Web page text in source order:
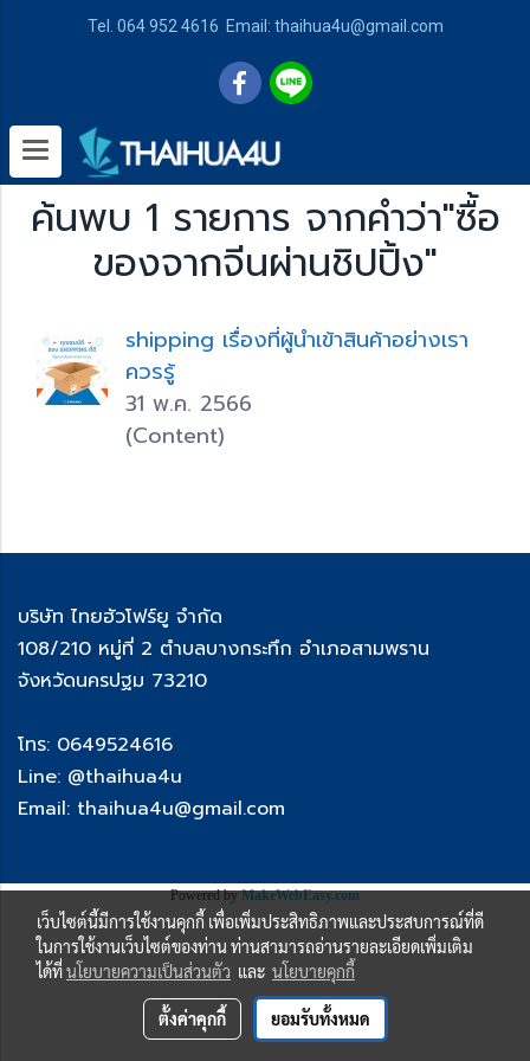
Tel. 064 952 4616 Email: thaihua4u@gmail.com
ค้นพบ 1 รายการ จากคำว่า"ซื้อ
ของจากจีนผ่านชิปปิ้ง"
shipping เรื่องที่ผู้นำเข้าสินค้าอย่างเรา
ควรรู้
31 พ.ค. 2566
(Content)
บริษัท ไทยฮัวโฟร์ยู จำกัด
108/210 หมู่ที่ 2 ตำบลบางกระทึก อำเภอสามพราน
จังหวัดนครปฐม 73210
โทร: 0649524616
Line: @thaihua4u
Email: thaihua4u@gmail.com
Powered byMakeWebEasy.com
เว็บไซต์นี้มีการใช้งานคุกกี้ เพื่อเพิ่มประสิทธิภาพและประสบการณ์ที่ดี
ในการใช้งานเว็บไซต์ของท่าน ท่านสามารถอ่านรายละเอียดเพิ่มเติม
ได้ที่นโยบายความเป็นส่วนตัว และ นโยบายคุกกี้
ตั้งค่าคุกกี้ ยอมรับทั้งหมด